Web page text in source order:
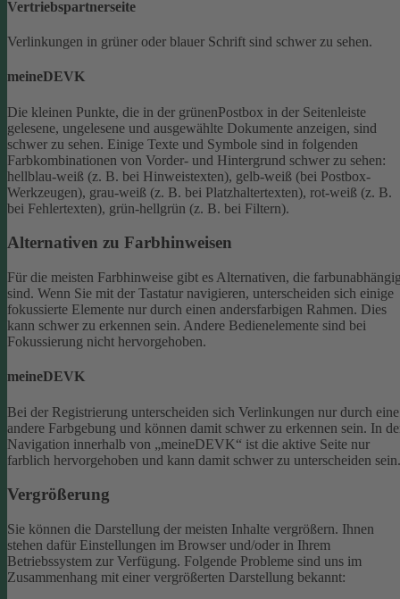
Vertriebspartnerseite
Verlinkungen in grüner oder blauer Schrift sind schwer zu sehen.
meineDEVK
Die kleinen Punkte, die in der grünenPostbox in der Seitenleiste
gelesene, ungelesene und ausgewählte Dokumente anzeigen, sind
schwer zu sehen. Einige Texte und Symbole sind in folgenden
Farbkombinationen von Vorder- und Hintergrund schwer zu sehen:
hellblau-weiß (z. B. bei Hinweistexten), gelb-weiß (bei Postbox-
Werkzeugen), grau-weiß (z. B. bei Platzhaltertexten), rot-weiß (z. B.
bei Fehlertexten), grün-hellgrün (z. B. bei Filtern).
Alternativen zu Farbhinweisen
Für die meisten Farbhinweise gibt es Alternativen, die
sind. Wenn Sie mit der Tastatur navigieren, unterscheiden sich einige
fokussierte Elemente nur durch einen andersfarbigen Rahmen. Dies
kann schwer zu erkennen sein. Andere Bedienelemente sind bei
Fokussierung nicht hervorgehoben.
meineDEVK
Bei der Registrierung unterscheiden sich Verlinkungen nur durch eine
andere Farbgebung und können damit schwer zu erkennen sein. In
Navigation innerhalb von „meineDEVK“ ist die aktive Seite nur
farblich hervorgehoben und kann damit schwer zu unterscheiden sein.
Vergrößerung
Sie können die Darstellung der meisten Inhalte vergrößern. Ihnen
stehen dafür Einstellungen im Browser und/oder in Ihrem
Betriebssystem zur Verfügung. Folgende Probleme sind uns im
Zusammenhang mit einer vergrößerten Darstellung bekannt: